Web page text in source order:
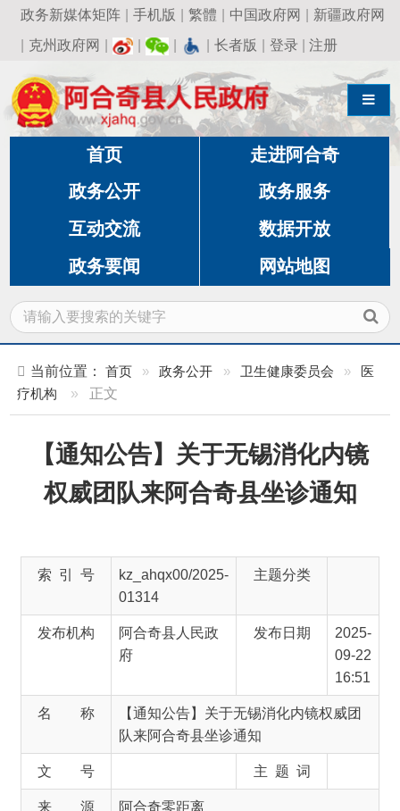
政务新媒体矩阵 | 手机版 繁體 | 中国政府网 | 新疆政府网
克州政府网 | | | 长者版 | 登录|注册
导航切换
首页 走进阿合奇
政务公开 政务服务
互动交流 数据开放
政务要闻 网站地图
疗机构
» 正文
【通知公告】关于无锡消化内镜
权威团队来阿合奇县坐诊通知
索 引 号
kz_ahqx00/2025-
主题分类
发布机构
阿合奇县人民政
发布日期
2025-
09-22
名 称
【通知公告】关于无锡消化内镜权威团
队来阿合奇县坐诊通知
来 源 阿合奇零距离
为方便广大患者解决胃肠疾病困扰，阿合奇县
人民医院特邀请无锡消化内镜权威团队来院开展坐